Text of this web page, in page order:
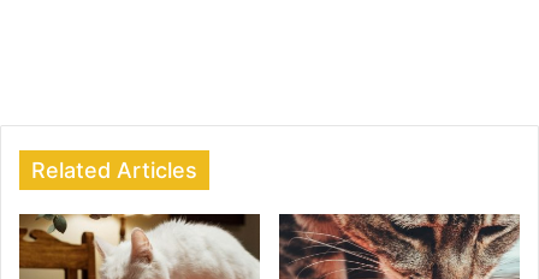
Related Articles